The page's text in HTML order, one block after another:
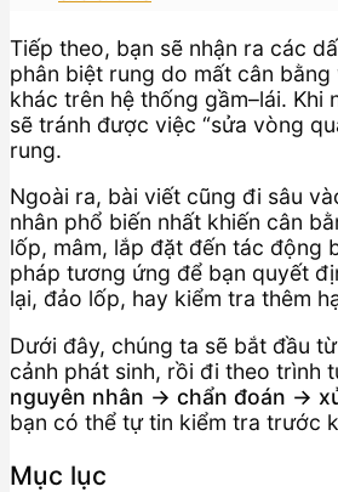
Tiếp theo, bạn sẽ nhận ra các
phân biệt rung do mất cân
khác trên hệ thống gầm–lái. Khi
sẽ tránh được việc “sửa vòng
rung.
Ngoài ra, bài viết cũng đi sâu
nhân phổ biến nhất khiến cân
lốp, mâm, lắp đặt đến tác động
pháp tương ứng để bạn quyết
lại, đảo lốp, hay kiểm tra thêm
Dưới đây, chúng ta sẽ bắt đầu
cảnh phát sinh, rồi đi theo trình
nguyên nhân → chẩn đoán →
bạn có thể tự tin kiểm tra trước
Mục lục